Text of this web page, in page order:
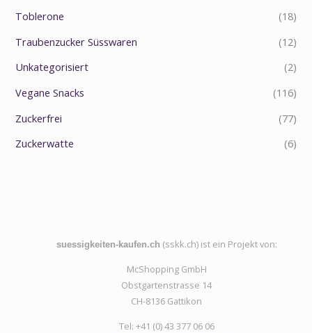
Toblerone
(18)
Traubenzucker Süsswaren
(12)
Unkategorisiert
(2)
Vegane Snacks
(116)
Zuckerfrei
(77)
Zuckerwatte
(6)
suessigkeiten-kaufen.ch (sskk.ch) ist ein Projekt von:
McShopping GmbH
Obstgartenstrasse 14
CH-8136 Gattikon
Tel: +41 (0) 43 377 06 06